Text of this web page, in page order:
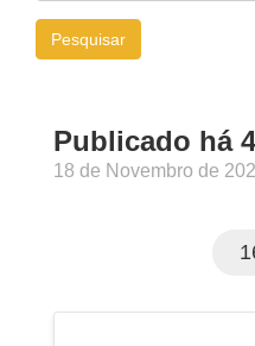
Pesquisar
Publicado há
18 de Novembro de